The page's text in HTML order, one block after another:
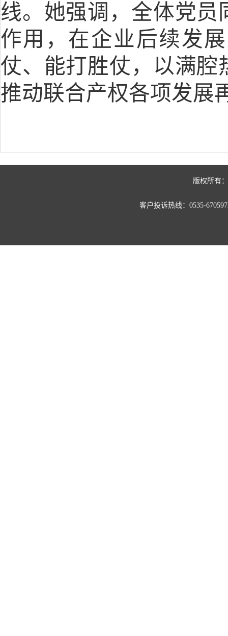
线。她强调，全体党
作用，在企业后续发
仗、能打胜仗，以满
推动联合产权各项发展
版权所有
客户投诉热线：0535-